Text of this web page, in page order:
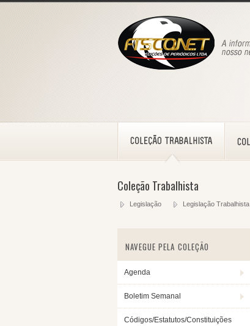
Coleção Trabalhista
Legislação Legislação Trabalhista
NAVEGUE PELA COLEÇÃO
Agenda
Boletim Semanal
Códigos/Estatutos/Constituições